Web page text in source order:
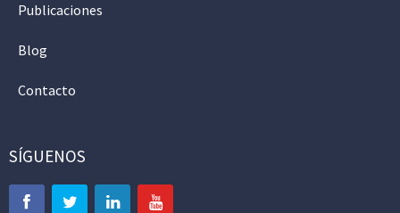
Publicaciones
Blog
Contacto
SÍGUENOS